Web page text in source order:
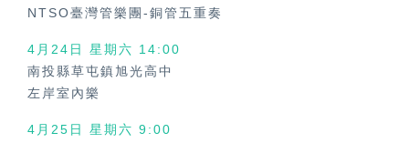
NTSO臺灣管樂團-銅管五重奏
4月24日 星期六 14:00
南投縣草屯鎮旭光高中
左岸室內樂
4月25日 星期六 9:00